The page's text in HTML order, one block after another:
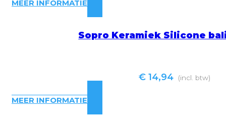
MEER INFORMATIE
Sopro Keramiek Silicone
€14,94 (incl. btw)
MEER INFORMATIE